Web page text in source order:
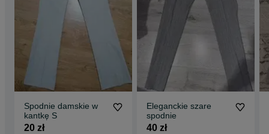
Spodnie damskie w
kantkę S
20 zł
Eleganckie szare
spodnie
40 zł